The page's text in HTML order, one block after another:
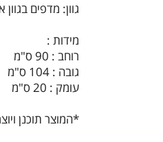
גוון: מדפים
מידות :
רוחב : 90 ס"מ
גובה : 104 ס"מ
עומק : 20 ס"מ
*המוצר תוכנן